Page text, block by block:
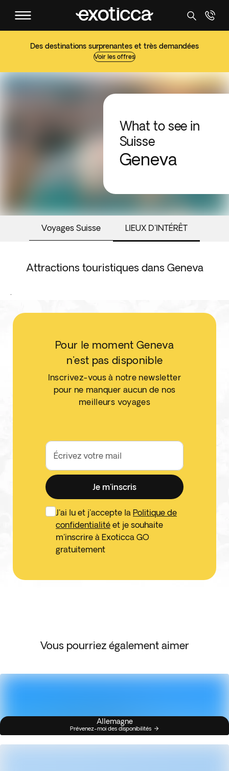
Des destinations surprenantes et très demandées
Voir les offres
What to see in
Suisse
Geneva
Voyages Suisse LIEUX D'INTÉRÊT
Attractions touristiques dans Geneva
.
Pour le moment Geneva
n'est pas disponible
Inscrivez-vous à notre newsletter
pour ne manquer aucun de nos
meilleurs voyages
Écrivez votre mail
Je m'inscris
J'ai lu et j'accepte la Politique de
confidentialité et je souhaite
m'inscrire à Exoticca GO
gratuitement
Vous pourriez également aimer
Allemagne
Prévenez-moi des disponibilités